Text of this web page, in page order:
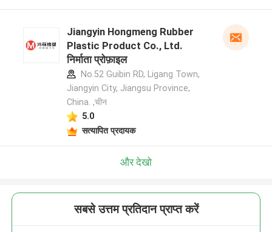
Jiangyin Hongmeng Rubber
Plastic Product Co., Ltd.
निर्माता प्रोफ़ाइल
No.52 Guibin RD, Ligang Town,
Jiangyin City, Jiangsu Province,
China. ,चीन
5.0
सत्यापित प्रदायक
और देखो
सबसे उत्तम प्रतिदान प्राप्त करें